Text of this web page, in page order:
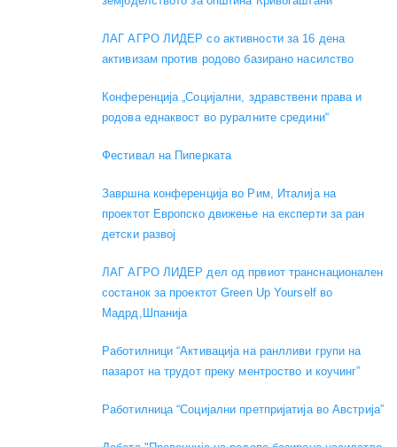
ЛАГ АГРО ЛИДЕР со активности за 16 дена
активизам против родово базирано насилство
Конференција „Социјални, здравствени права и
родова еднаквост во руралните средини“
Фестивал на Пиперката
Завршна конференција во Рим, Италија на
проектот Европско движење на експерти за ран
детски развој
ЛАГ АГРО ЛИДЕР дел од првиот транснационален
состанок за проектот Green Up Yourself во
Мадрд,Шпанија
Работилници “Активација на ранлливи групи на
пазарот на трудот преку ментроство и коучинг”
Работилница “Социјални претпријатија во Австрија”